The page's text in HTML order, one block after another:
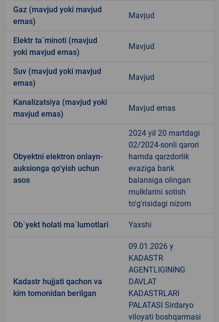
Gaz (mavjud yoki mavjud
emas)
Mavjud
Elektr ta`minoti (mavjud
yoki mavjud emas)
Mavjud
Suv (mavjud yoki mavjud
emas)
Mavjud
Kanalizatsiya (mavjud yoki
mavjud emas)
Mavjud emas
Obyektni elektron onlayn-
auksionga qo‘yish uchun
asos
2024 yil 20 martdagi
02/2024-sonli qarori
hamda qarzdorlik
evaziga bank
balansiga olingan
mulklarini sotish
to'g'risidagi nizom
Ob`yekt holati ma`lumotlari Yaxshi
Kadastr hujjati qachon va
kim tomonidan berilgan
09.01.2026 y
KADASTR
AGENTLIGINING
DAVLAT
KADASTRLARI
PALATASI Sirdaryo
viloyati boshqarmasi